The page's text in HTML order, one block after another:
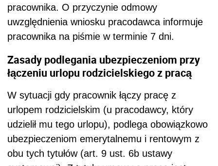
pracownika. O przyczynie odmowy
uwzględnienia wniosku pracodawca informuje
pracownika na piśmie w terminie 7 dni.
Zasady podlegania ubezpieczeniom przy
łączeniu urlopu rodzicielskiego z pracą
W sytuacji gdy pracownik łączy pracę z
urlopem rodzicielskim (u pracodawcy, który
udzielił mu tego urlopu), podlega obowiązkowo
ubezpieczeniom emerytalnemu i rentowym z
obu tych tytułów (art. 9 ust. 6b ustawy